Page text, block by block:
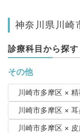
神奈川県川崎
診療科目から探す
その他
川崎市多摩区 ×
川崎市多摩区 ×
川崎市多摩区 ×